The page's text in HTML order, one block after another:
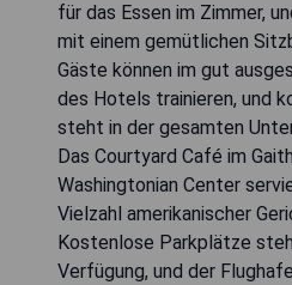
für das Essen im Zimmer,
mit einem gemütlichen
Gäste können im gut
des Hotels trainieren, und
steht in der gesamten
Das Courtyard Café im
Washingtonian Center
Vielzahl amerikanischer
Kostenlose Parkplätze
Verfügung, und der